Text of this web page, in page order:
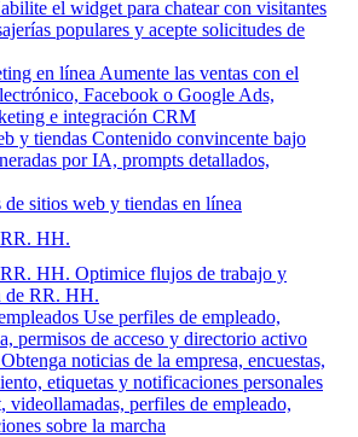
el widget para chatear con visitantes
populares y acepte solicitudes de
en línea Aumente las ventas con el
Facebook o Google Ads,
e integración CRM
y tiendas Contenido convincente bajo
por IA, prompts detallados,
sitios web y tiendas en línea
HH.
HH. Optimice flujos de trabajo y
de RR. HH.
Use perfiles de empleado,
permisos de acceso y directorio activo
Obtenga noticias de la empresa, encuestas,
etiquetas y notificaciones personales
videollamadas, perfiles de empleado,
sobre la marcha